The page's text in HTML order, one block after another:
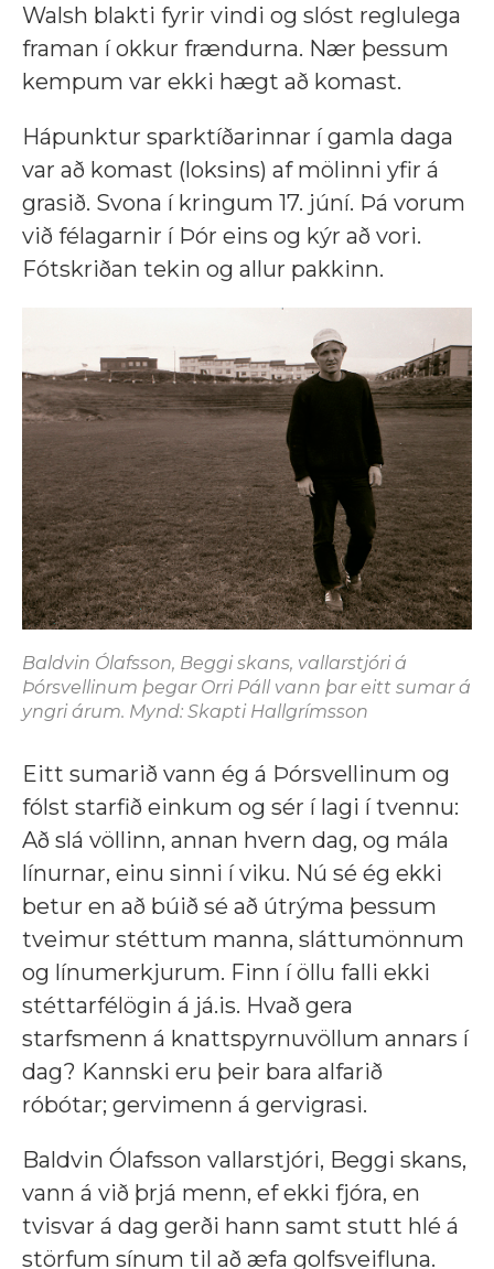
Walsh blakti fyrir vindi og slóst reglulega
framan í okkur frændurna. Nær þessum
kempum var ekki hægt að komast.
Hápunktur sparktíðarinnar í gamla daga
var að komast (loksins) af mölinni yfir á
grasið. Svona í kringum 17. júní. Þá vorum
við félagarnir í Þór eins og kýr að vori.
Fótskriðan tekin og allur pakkinn.
Baldvin Ólafsson, Beggi skans, vallarstjóri á
Þórsvellinum þegar Orri Páll vann þar eitt sumar á
yngri árum. Mynd: Skapti Hallgrímsson
Eitt sumarið vann ég á Þórsvellinum og
fólst starfið einkum og sér í lagi í tvennu:
Að slá völlinn, annan hvern dag, og mála
línurnar, einu sinni í viku. Nú sé ég ekki
betur en að búið sé að útrýma þessum
tveimur stéttum manna, sláttumönnum
og línumerkjurum. Finn í öllu falli ekki
stéttarfélögin á já.is. Hvað gera
starfsmenn á knattspyrnuvöllum annars í
dag? Kannski eru þeir bara alfarið
róbótar; gervimenn á gervigrasi.
Baldvin Ólafsson vallarstjóri, Beggi skans,
vann á við þrjá menn, ef ekki fjóra, en
tvisvar á dag gerði hann samt stutt hlé á
störfum sínum til að æfa golfsveifluna.